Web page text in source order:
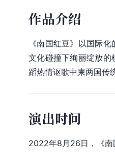
作品介绍
《南国红豆》以国际
文化碰撞下绚丽绽放的
蹈热情讴歌中柬两国传
演出时间
2022年8月26日，《南